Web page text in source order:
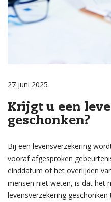
27 juni 2025
Krijgt u een
geschonken?
Bij een levensverzekering
vooraf afgesproken
einddatum of het overlijden
mensen niet weten, is dat het
levensverzekering